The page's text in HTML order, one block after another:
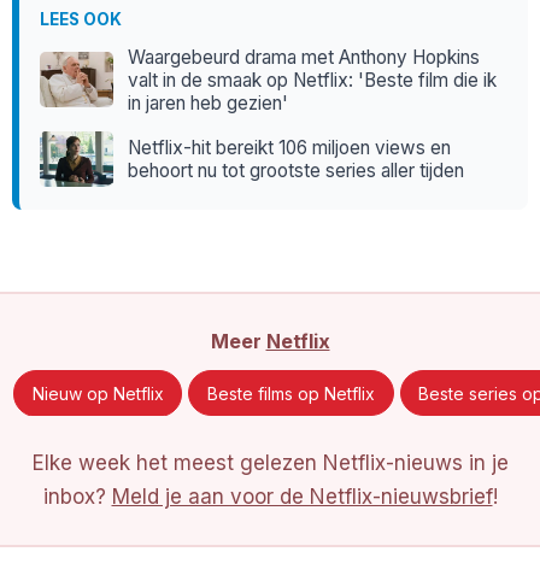
LEES OOK
Waargebeurd drama met Anthony Hopkins
valt in de smaak op Netflix: 'Beste film die ik
in jaren heb gezien'
Netflix-hit bereikt 106 miljoen views en
behoort nu tot grootste series aller tijden
Meer Netflix
Nieuw op Netflix Beste films op Netflix Beste series
Elke week het meest gelezen Netflix-nieuws in je
inbox? Meld je aan voor de Netflix-nieuwsbrief!